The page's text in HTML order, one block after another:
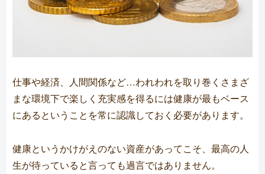
仕事や経済、人間関係など…われわれを取り巻くさまざ
まな環境下で楽しく充実感を得るには健康が最もベース
にあるということを常に認識しておく必要があります。
健康というかけがえのない資産があってこそ、最高の人
生が待っていると言っても過言ではありません。